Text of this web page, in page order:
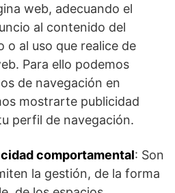
web, adecuando el
al contenido del
o al uso que realice de
Para ello podemos
de navegación en
mostrarte publicidad
perfil de navegación.
comportamental: Son
la gestión, de la forma